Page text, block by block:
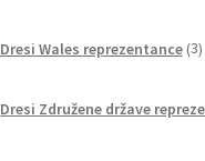
Dresi Wales reprezentance 3
Dresi Združene države